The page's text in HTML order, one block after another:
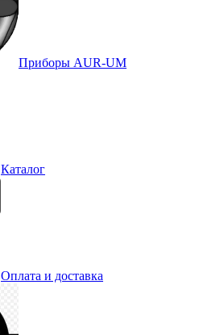
Приборы AUR-UM
Каталог
Оплата и доставка